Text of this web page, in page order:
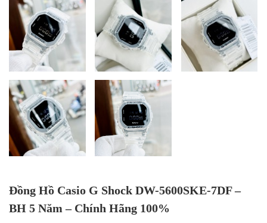
Đồng Hồ Casio G Shock DW-5600SKE-7DF –
BH 5 Năm – Chính Hãng 100%